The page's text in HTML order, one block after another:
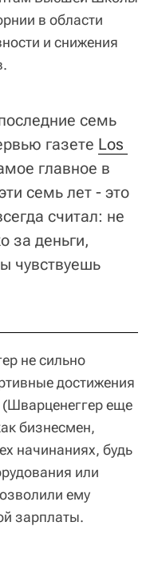
в области
и снижения
семь
газете Los
главное в
семь лет - это
считал: не
за деньги,
чувствуешь
не сильно
достижения
еще
бизнесмен,
начинаниях, будь
или
ему
зарплаты.